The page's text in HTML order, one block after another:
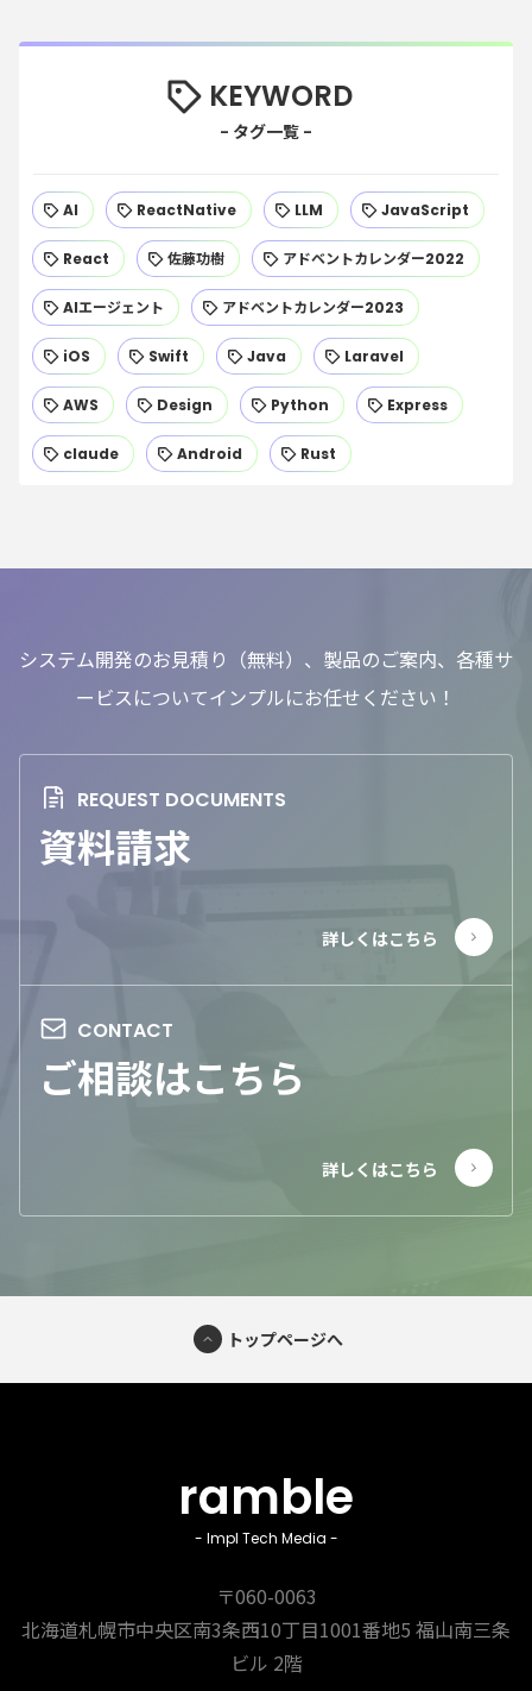
KEYWORD
AI ReactNative LLM JavaScript
React 佐藤功樹 アドベントカレンダー2022
AIエージェント アドベントカレンダー2023
iOS Swift Java Laravel
AWS Design Python Express
claude Android Rust
システム開発のお見積り（無料）、製品のご案内、各種サ
ービスについてインプルにお任せください！
資料請求
ご相談はこちら
トップページへ
ramble
- Impl Tech Media -
〒060-0063
北海道札幌市中央区南3条西10丁目1001番地5 福山南三条
ビル 2階